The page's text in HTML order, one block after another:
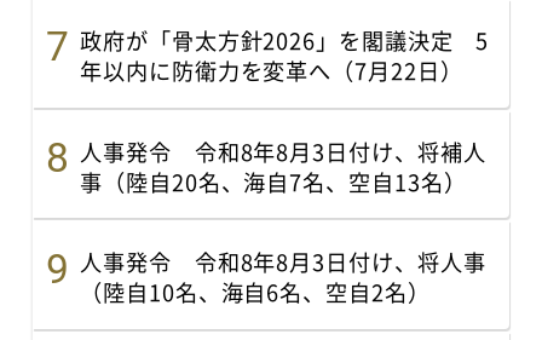
政府が「骨太方針2026」を閣議決定 5
年以内に防衛力を変革へ（7月22日）
人事発令 令和8年8月3日付け、将補人
事（陸自20名、海自7名、空自13名）
人事発令 令和8年8月3日付け、将人事
（陸自10名、海自6名、空自2名）